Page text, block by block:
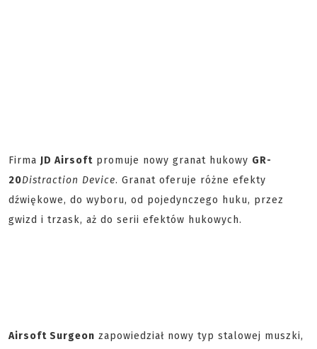
Firma JD Airsoft promuje nowy granat hukowy GR-
20Distraction Device. Granat oferuje różne efekty
dźwiękowe, do wyboru, od pojedynczego huku, przez
gwizd i trzask, aż do serii efektów hukowych.
Airsoft Surgeon zapowiedział nowy typ stalowej muszki,